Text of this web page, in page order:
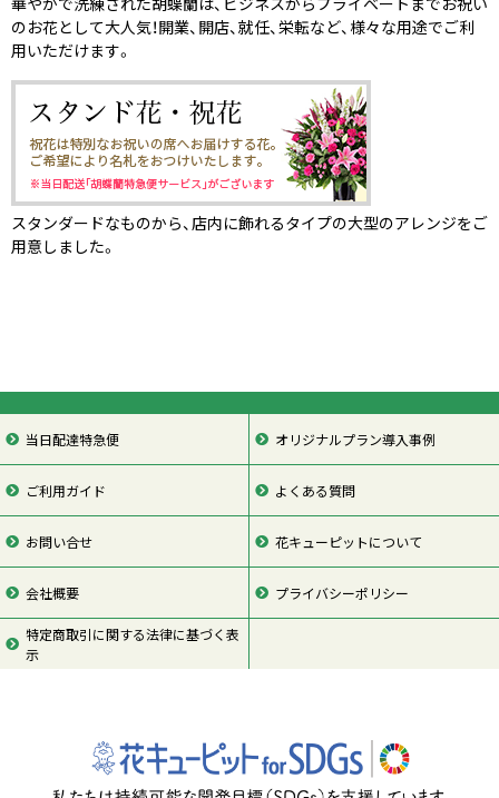
のお花として大人気！開業、開店、就任、栄転など、様々な用途でご利
用いただけます。
スタンダードなものから、店内に飾れるタイプの大型のアレンジをご
用意しました。
当日配達特急便 オリジナルプラン導入事例
ご利用ガイド よくある質問
お問い合せ 花キューピットについて
会社概要 プライバシーポリシー
特定商取引に関する法律に基づく表
示
ページの先頭